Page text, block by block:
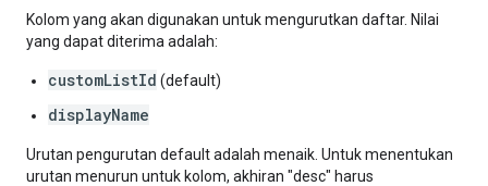
Kolom yang akan digunakan untuk mengurutkan daftar. Nilai
yang dapat diterima adalah:
customListId (default)
displayName
Urutan pengurutan default adalah menaik. Untuk menentukan
urutan menurun untuk kolom, akhiran "desc" harus